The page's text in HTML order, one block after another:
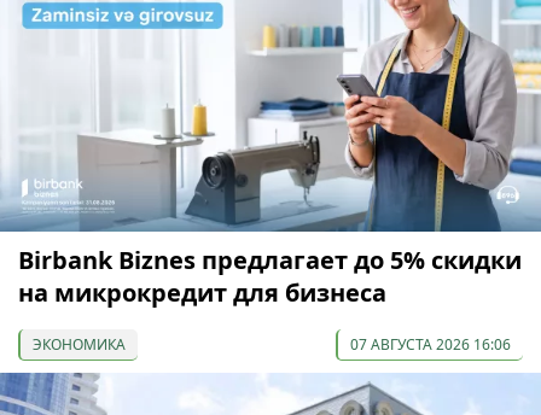
Birbank Biznes предлагает до 5% скидки
на микрокредит для бизнеса
ЭКОНОМИКА 07 АВГУСТА 2026 16:06